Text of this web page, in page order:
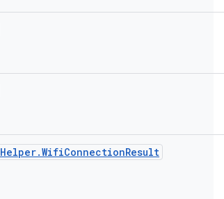
Helper.WifiConnectionResult